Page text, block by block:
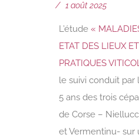
1 août 2025
L’étude «
ETAT DES LIEUX
PRATIQUES
le suivi conduit par
5 ans des trois
de Corse –
et Vermentinu- sur